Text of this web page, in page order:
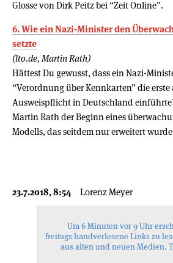
Glosse von Dirk Peitz bei “Zeit Online”.
6. Wie ein Nazi-Minister den
setzte
(lto.de, Martin Rath)
Hättest Du gewusst, dass ein Nazi-
“Verordnung über Kennkarten” die erste
Ausweispflicht in Deutschland
Martin Rath der Beginn eines
Modells, das seitdem nur erweitert
23.7.2018, 8:54 Lorenz Meyer
Um 6 Minuten vor 9 Uhr
freitags handverlesene Links zu
aus alten und neuen Medien.